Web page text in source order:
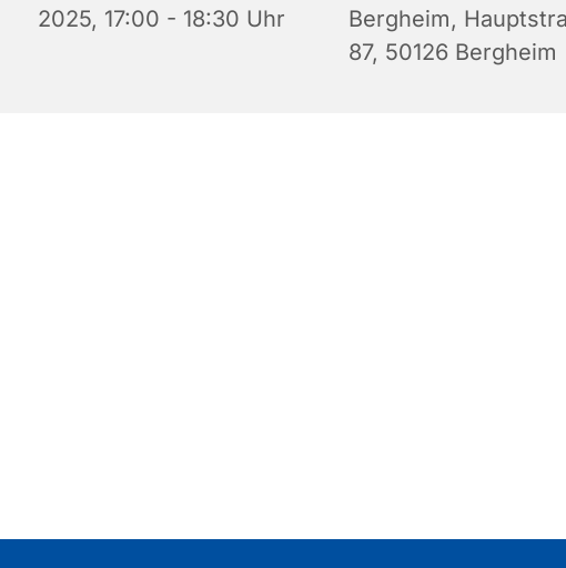
2025, 17:00 - 18:30 Uhr
Bergheim,
87, 50126 Bergheim